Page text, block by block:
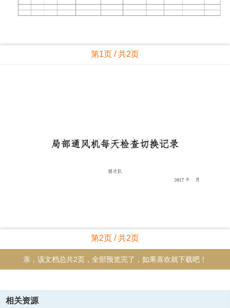
第1页 / 共2页
第2页 / 共2页
亲，该文档总共2页，全部预览完了，如果喜欢就下载吧！
资源描述
相关资源